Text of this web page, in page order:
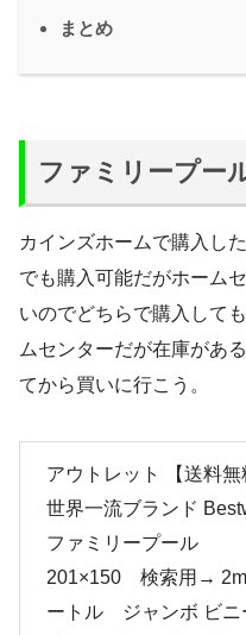
まとめ
ファミリープー
カインズホームで購入し
でも購入可能だがホーム
いのでどちらで購入して
ムセンターだが在庫があ
てから買いに行こう。
アウトレット 【送料無
世界一流ブランド
ファミリープール
201×150 検索用→ 2m
ートル ジャンボ ビニ